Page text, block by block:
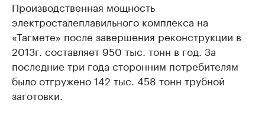
Производственная мощность
электросталеплавильного комплекса на
«Тагмете» после завершения реконструкции в
2013г. составляет 950 тыс. тонн в год. За
последние три года сторонним потребителям
было отгружено 142 тыс. 458 тонн трубной
заготовки.